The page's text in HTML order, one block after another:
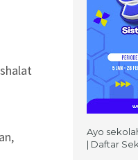
Ayo
| Daftar